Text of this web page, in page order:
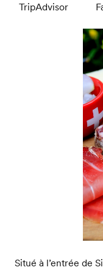
TripAdvisor
Situé à l’entrée de